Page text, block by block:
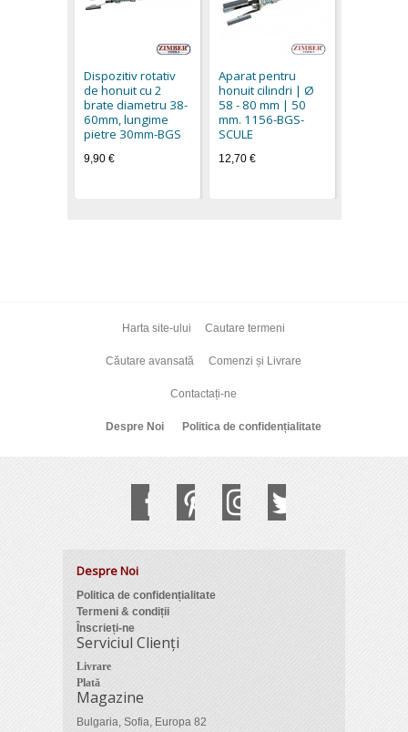
Dispozitiv rotativ
de honuit cu 2
brate diametru 38-
60mm, lungime
pietre 30mm-BGS
9,90 €
Aparat pentru
honuit cilindri | Ø
58 - 80 mm | 50
mm. 1156-BGS-
SCULE
12,70 €
Harta site-ului Cautare termeni
Căutare avansată Comenzi și Livrare
Contactați-ne
Despre Noi Politica de confidențialitate
Despre Noi
Politica de confidențialitate
Termeni & condiții
Înscrieți-ne
Serviciul Clienți
Livrare
Plată
Magazine
Bulgaria, Sofia, Europa 82